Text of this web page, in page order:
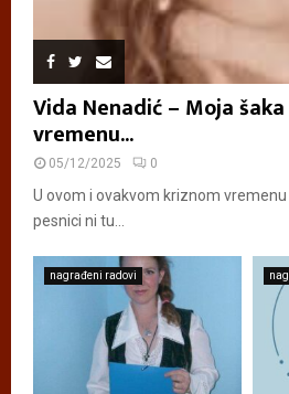
Vida Nenadić – Moja
vremenu...
05/12/2025 0
U ovom i ovakvom kriznom
pesnici ni tu...
nagrađeni radovi